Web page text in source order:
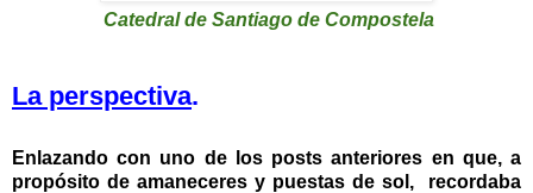
Catedral de Santiago de Compostela
La perspectiva.
Enlazando con uno de los posts anteriores en que, a
propósito de amaneceres y puestas de sol, recordaba